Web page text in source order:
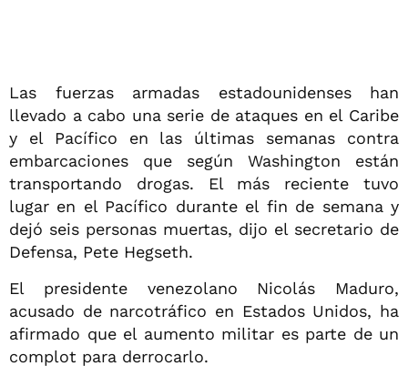
Las fuerzas armadas estadounidenses han
llevado a cabo una serie de ataques en el Caribe
y el Pacífico en las últimas semanas contra
embarcaciones que según Washington están
transportando drogas. El más reciente tuvo
lugar en el Pacífico durante el fin de semana y
dejó seis personas muertas, dijo el secretario de
Defensa, Pete Hegseth.
El presidente venezolano Nicolás Maduro,
acusado de narcotráfico en Estados Unidos, ha
afirmado que el aumento militar es parte de un
complot para derrocarlo.